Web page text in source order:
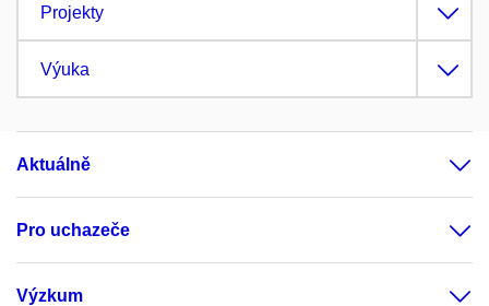
Projekty
Výuka
Aktuálně
Pro uchazeče
Výzkum